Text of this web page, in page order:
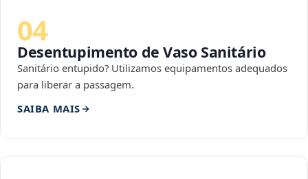
04
Desentupimento de Vaso Sanitário
Sanitário entupido? Utilizamos equipamentos adequados
para liberar a passagem.
SAIBA MAIS